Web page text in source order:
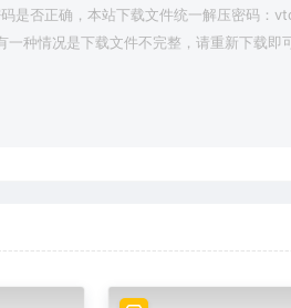
是否正确，本站下载文件统一解压密码：
一种情况是下载文件不完整，请重新下载即可